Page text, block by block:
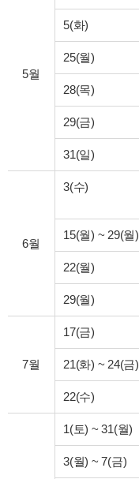
5월
5(화)
25(월)
28(목)
29(금)
31(일)
6월
3(수)
15(월) ~ 29(월)
22(월)
29(월)
7월
17(금)
21(화) ~ 24(금)
22(수)
1(토) ~ 31(월)
3(월) ~ 7(금)